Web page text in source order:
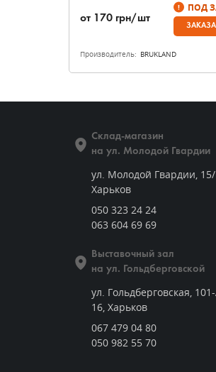
от 170 грн/шт
ПОД
Производитель: BRUKLAND
Склад-магазин
на ул. Молодой Гвардии
ул. Молодой Гвардии,
Харьков
050 323 24 24
063 604 69 69
Выставочный зал
на ул. Гольдберговской
ул. Гольдберговская,
16, Харьков
067 479 04 80
050 982 55 70